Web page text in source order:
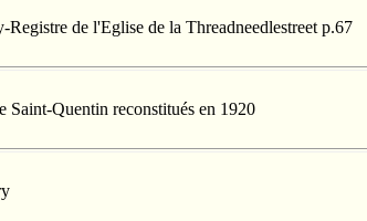
Registre de l'Eglise de la Threadneedlestreet p.67
Saint-Quentin reconstitués en 1920